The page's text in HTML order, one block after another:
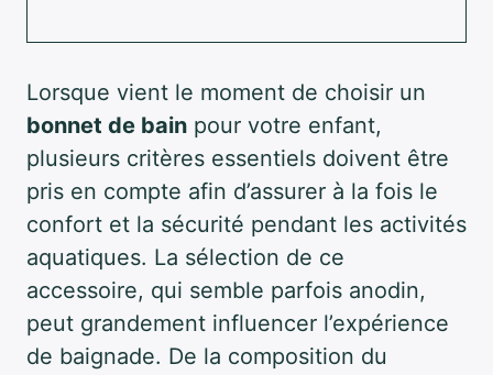
Lorsque vient le moment de choisir un
bonnet de bain pour votre enfant,
plusieurs critères essentiels doivent être
pris en compte afin d’assurer à la fois le
confort et la sécurité pendant les activités
aquatiques. La sélection de ce
accessoire, qui semble parfois anodin,
peut grandement influencer l’expérience
de baignade. De la composition du